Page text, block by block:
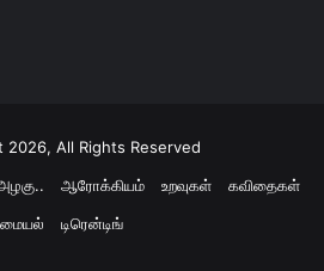
All Rights Reserved
ஆரோக்கியம் உறவுகள்
கவிதைகள்
டிரென்டிங்